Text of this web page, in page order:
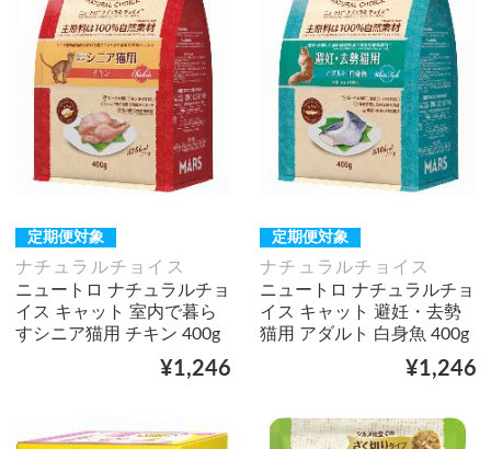
定期便対象
ナチュラルチョイス
ニュートロ ナチュラルチョ
イス キャット 室内で暮ら
すシニア猫用 チキン 400g
¥1,246
定期便対象
ナチュラルチョイス
ニュートロ ナチュラルチョ
イス キャット 避妊・去勢
猫用 アダルト 白身魚 400g
¥1,246